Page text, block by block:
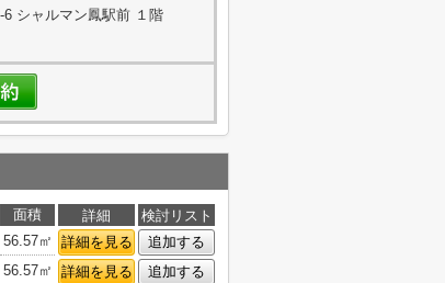
シャルマン鳳駅前 １階
面積 詳細
検討リスト
56.57㎡ 詳細を見る
追加する
56.57㎡ 詳細を見る 追加する